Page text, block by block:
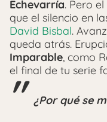
Echevarría. Pero
que el silencio en
David Bisbal.
queda atrás.
Imparable, como
el final de tu serie
¿Por qué se